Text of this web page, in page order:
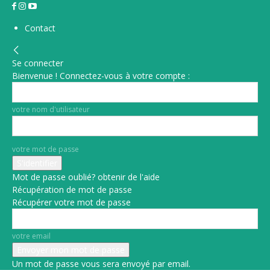
Contact
Se connecter
Bienvenue ! Connectez-vous à votre compte :
votre nom d'utilisateur
votre mot de passe
Mot de passe oublié? obtenir de l'aide
Récupération de mot de passe
Récupérer votre mot de passe
votre email
Un mot de passe vous sera envoyé par email.